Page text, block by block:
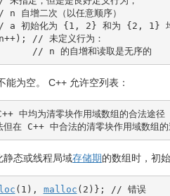
n 自增二次（以任意顺序）
a 初始化为 {1, 2} 和为 {2, 1}
++) ;
// 未定义行为：
// n 的自增和读取是无序的
为空。 C++ 允许空列表：
中均为清零块作用域数组的合法途径
在 C++ 中合法的清零块作用域数组的
静态或线程局域存储期的数组时，初
( 1 ) , malloc ( 2 ) } ; // 错误